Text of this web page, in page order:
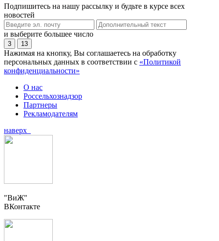
Подпишитесь на нашу рассылку и будьте в курсе всех
новостей
и выберите большее число
3 13
Нажимая на кнопку, Вы соглашаетесь на обработку
персональных данных в соответствии с «Политикой
конфиденциальности»
О нас
Россельхознадзор
Партнеры
Рекламодателям
наверх
"ВиЖ"
ВКонтакте